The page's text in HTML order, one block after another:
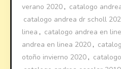
verano 2020 , catalogo
catalogo andrea dr scholl
linea , catalogo andrea en
andrea en linea 2020 ,
otoño invierno 2020 ,